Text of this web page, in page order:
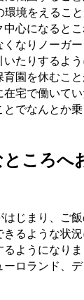
境をえること
心になると
なりノーガ
たりするよ
園を休むこ
宅で働いて
でなんとか
ころへ
はじまり、ご
るような状
ようになりま
ロランド、デ